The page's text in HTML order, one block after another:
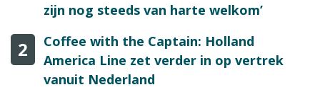
zijn nog steeds van harte welkom’
2
Coffee with the Captain: Holland
America Line zet verder in op vertrek
vanuit Nederland